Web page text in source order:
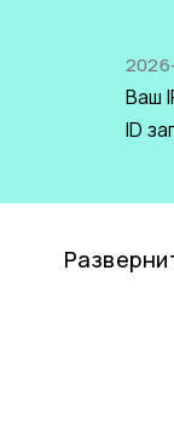
Ваш
ID